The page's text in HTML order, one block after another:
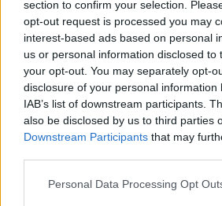
section to confirm your selection.
opt-out request is processed you may
interest-based ads based on personal
us or personal information disclosed to
your opt-out. You may separately opt-
disclosure of your personal information
IAB’s list of downstream participants.
also be disclosed by us to third parties
Downstream Participants that may
Personal Data Processing Opt
AUR
UDMR
PMP (Tomac)
Forța Dreptei (L. Orban)
PNȚMM
REPER
SOS (Șoșoacă)